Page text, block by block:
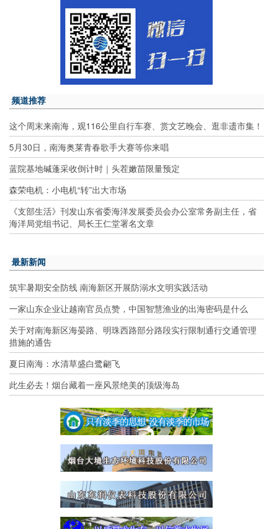
频道推荐
这个周末来南海，观116公里自行车赛、赏文艺晚会、逛非遗市集！
5月30日，南海奥莱青春歌手大赛等你来唱
蓝院基地碱蓬采收倒计时｜头茬嫩苗限量预定
森荣电机：小电机“转”出大市场
《支部生活》刊发山东省委海洋发展委员会办公室常务副主任，省
海洋局党组书记、局长王仁堂署名文章
最新新闻
筑牢暑期安全防线 南海新区开展防溺水文明实践活动
一家山东企业让越南官员点赞，中国智慧渔业的出海密码是什么
关于对南海新区海晏路、明珠西路部分路段实行限制通行交通管理
措施的通告
夏日南海：水清草盛白鹭翩飞
此生必去！烟台藏着一座风景绝美的顶级海岛